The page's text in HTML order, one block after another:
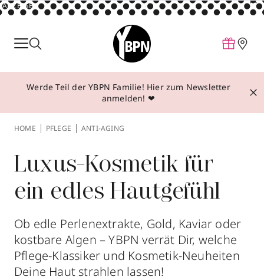
ANZEIGE
Parfum
Make-up
Behandlungen
Über YBPN
Aktionen
Storefinder
Werde Teil der YBPN Familie! Hier zum Newsletter
anmelden! ❤
HOME PFLEGE ANTI-AGING
Luxus-Kosmetik für
ein edles Hautgefühl
Ob edle Perlenextrakte, Gold, Kaviar oder
kostbare Algen – YBPN verrät Dir, welche
Pflege-Klassiker und Kosmetik-Neuheiten
Deine Haut strahlen lassen!